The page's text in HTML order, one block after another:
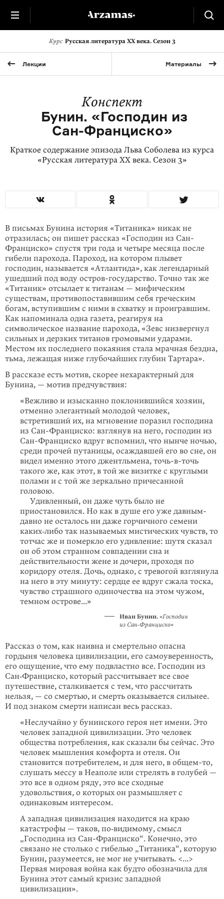
Курс Русская литература XX века. Сезон 3
Лекции Материалы
Конспект
Бунин. «Господин из
Сан-Франциско»
Краткое содержание эпизода Льва Соболева из курса
«Русская литература XX века. Сезон 3»
В письмах Бунина история «Титаника» никак не
отразилась; он пишет рассказ «Господин из Сан-
Франциско» спустя три года и четыре месяца после
гибели парохода. Пароход, на котором плывет
господин, называется «Атлантида», как легендарный
ушедший под воду остров-государство. Точно так же
«Титаник» отсылает к титанам — мифическим
существам, противопоставившим себя греческим
богам, вступившим с ними в схватку и проигравшим.
Как напоминала одна газета, реагируя на
символическое название парохода, «Зевс низвергнул
сильных и дерзких титанов громовыми ударами.
Местом их последнего покаяния стала мрачная бездна,
тьма, лежащая ниже глубочайших глубин Тартара».
В рассказе есть мотив, скорее нехарактерный для
Бунина, — мотив предчувствия:
«Вежливо и изысканно поклонившийся хозяин,
отменно элегантный молодой человек,
встретивший их, на мгновение поразил господина
из Сан-Франциско: взглянув на него, господин из
Сан-Франциско вдруг вспомнил, что нынче ночью,
среди прочей путаницы, осаждавшей его во сне, он
видел именно этого джентльмена, точь-в-точь
такого же, как этот, в той же визитке с круглыми
полами и с той же зеркально причесанной
головою.
Удивленный, он даже чуть было не
приостановился. Но как в душе его уже давным-
давно не осталось ни даже горчичного семени
каких‑либо так называемых мистических чувств, то
тотчас же и померкло его удивление: шутя сказал
он об этом странном совпадении сна и
действительности жене и дочери, проходя по
коридору отеля. Дочь, однако, с тревогой взглянула
на него в эту минуту: сердце ее вдруг сжала тоска,
чувство страшного одиночества на этом чужом,
темном острове...»
Иван Бунин. «Господин
из Сан‑Франциско»
Рассказ о том, как наивна и смертельно опасна
гордыня человека цивилизации, его самоуверенность,
его ощущение, что ему подвластно все. Господин из
Сан‑Франциско, который рассчитывает все свое
путешествие, сталкивается с тем, что рассчитать
нельзя, — со смертью, и смерть оказывается сильнее.
И под знаком смерти написан весь рассказ.
«Неслучайно у бунинского героя нет имени. Это
человек западной цивилизации. Это человек
общества потребления, как сказали бы сейчас. Это
человек мышления комфорта и отеля. Он
становится потребителем, и для него, в общем-то,
слушать мессу в Неаполе или стрелять в голубей —
это все в одном ряду, это все сходные
удовольствия, о которых он размышляет с
одинаковым интересом.
А западная цивилизация находится на краю
катастрофы — таков, по‑видимому, смысл
„Господина из Сан-Франциско“. Конечно, это
связано не столько с гибелью „Титаника“, которую
Бунин, разумеется, не мог не учитывать. <...>
Первая мировая война как будто обозначила для
Бунина этот самый кризис западной
цивилизации».